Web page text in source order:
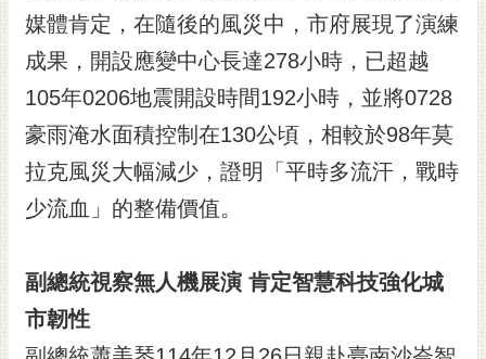
安
全
政
策
網
資
料
宣
告
市
媒體肯定，在隨後的風災中，市府展現了演練
成果，開設應變中心長達278小時，已超越
105年0206地震開設時間192小時，並將0728
豪雨淹水面積控制在130公頃，相較於98年莫
拉克風災大幅減少，證明「平時多流汗，戰時
少流血」的整備價值。
副總統視察無人機展演 肯定智慧科技強化城
市韌性